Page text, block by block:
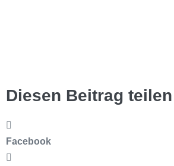
Diesen Beitrag teilen
Facebook